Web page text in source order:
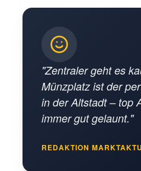
"Zentraler geht es
Münzplatz ist der
in der Altstadt – top
immer gut gelaunt."
REDAKTION